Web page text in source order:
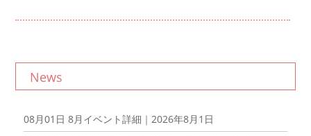
News
08月01日 8月イベント詳細｜2026年8月1日